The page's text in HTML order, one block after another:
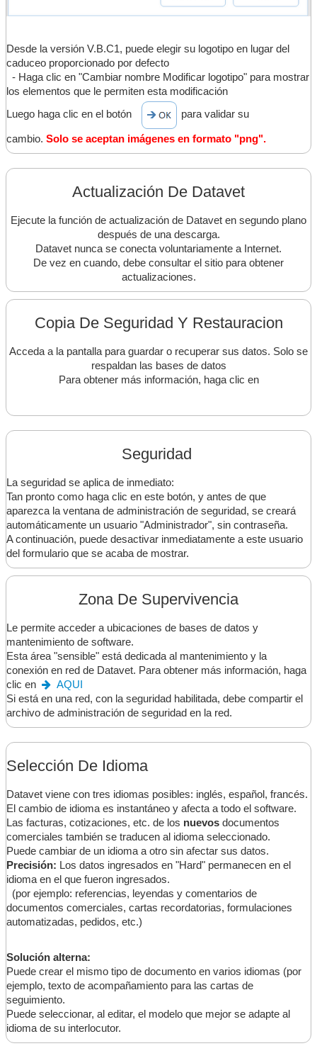
Desde la versión V.B.C1, puede elegir su logotipo en lugar del
caduceo proporcionado por defecto
- Haga clic en "Cambiar nombre Modificar logotipo" para mostrar
los elementos que le permiten esta modificación
Luego haga clic en el botón
para validar su
cambio. Solo se aceptan imágenes en formato "png".
Actualización De Datavet
Ejecute la función de actualización de Datavet en segundo plano
después de una descarga.
Datavet nunca se conecta voluntariamente a Internet.
De vez en cuando, debe consultar el sitio para obtener
actualizaciones.
Copia De Seguridad Y Restauracion
Acceda a la pantalla para guardar o recuperar sus datos. Solo se
respaldan las bases de datos
Para obtener más información, haga clic en
Seguridad
La seguridad se aplica de inmediato:
Tan pronto como haga clic en este botón, y antes de que
aparezca la ventana de administración de seguridad, se creará
automáticamente un usuario "Administrador", sin contraseña.
A continuación, puede desactivar inmediatamente a este usuario
del formulario que se acaba de mostrar.
Zona De Supervivencia
Le permite acceder a ubicaciones de bases de datos y
mantenimiento de software.
Esta área "sensible" está dedicada al mantenimiento y la
conexión en red de Datavet. Para obtener más información, haga
clic en
AQUI
Si está en una red, con la seguridad habilitada, debe compartir el
archivo de administración de seguridad en la red.
Selección De Idioma
Datavet viene con tres idiomas posibles: inglés, español, francés.
El cambio de idioma es instantáneo y afecta a todo el software.
Las facturas, cotizaciones, etc. de los nuevos documentos
comerciales también se traducen al idioma seleccionado.
Puede cambiar de un idioma a otro sin afectar sus datos.
Precisión: Los datos ingresados en "Hard" permanecen en el
idioma en el que fueron ingresados.
(por ejemplo: referencias, leyendas y comentarios de
documentos comerciales, cartas recordatorias, formulaciones
automatizadas, pedidos, etc.)
Solución alterna:
Puede crear el mismo tipo de documento en varios idiomas (por
ejemplo, texto de acompañamiento para las cartas de
seguimiento.
Puede seleccionar, al editar, el modelo que mejor se adapte al
idioma de su interlocutor.